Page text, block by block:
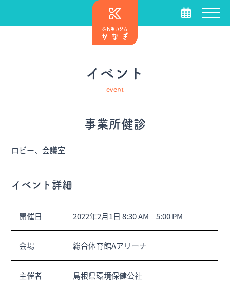
イベント
event
事業所健診
ロビー、会議室
イベント詳細
開催日 2022年2月1日 8:30 AM–5:00 PM
会場 総合体育館Aアリーナ
主催者 島根県環境保健公社